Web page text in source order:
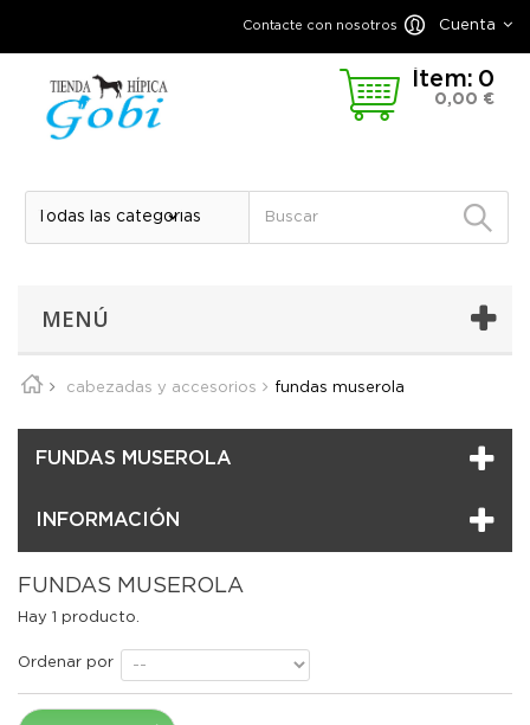
Cuenta
Contacte con nosotros
Ítem: 0
0,00 €
MENÚ
cabezadas y accesorios fundas muserola
FUNDAS MUSEROLA
INFORMACIÓN
FUNDAS MUSEROLA
Hay 1 producto.
Ordenar por